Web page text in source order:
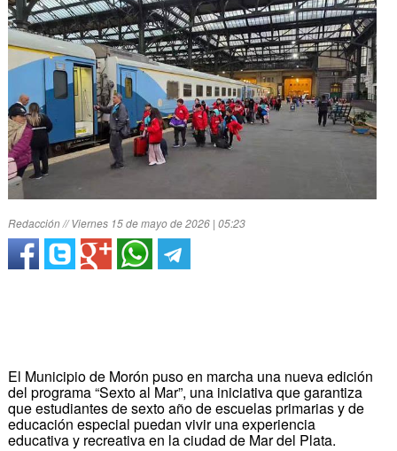
Redacción // Viernes 15 de mayo de 2026 | 05:23
El Municipio de Morón puso en marcha una nueva edición
del programa “Sexto al Mar”, una iniciativa que garantiza
que estudiantes de sexto año de escuelas primarias y de
educación especial puedan vivir una experiencia
educativa y recreativa en la ciudad de Mar del Plata.